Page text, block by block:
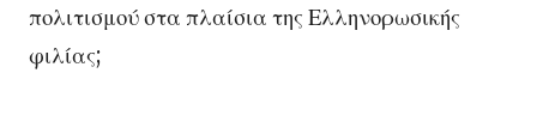
πολιτισμού στα πλαίσια της Ελληνορωσικής
φιλίας;